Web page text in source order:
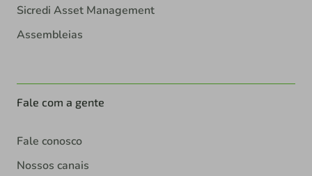
Sicredi Asset Management
Assembleias
Fale com a gente
Fale conosco
Nossos canais